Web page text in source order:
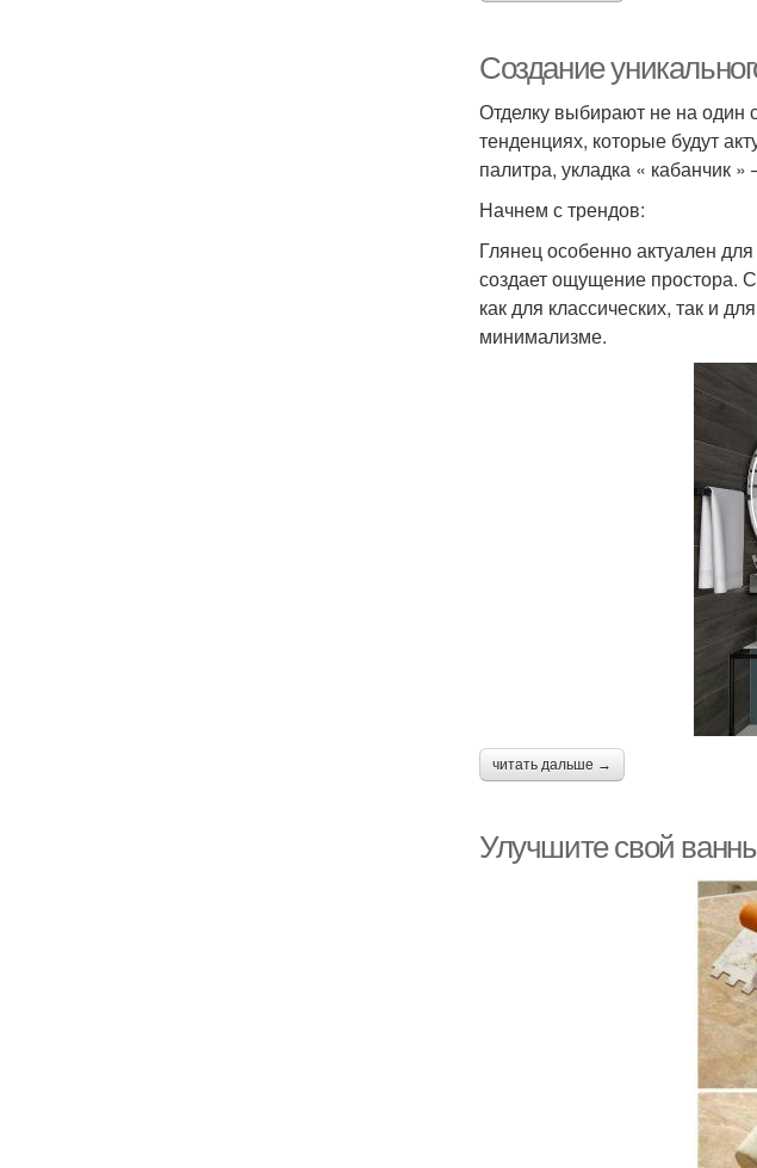
Создание
Отделку выбирают не на один
тенденциях, которые будут
палитра, укладка « кабанчик
Начнем с трендов:
Глянец особенно актуален
создает ощущение простора.
как для классических, так и
минимализме.
читать дальше →
Улучшите свой